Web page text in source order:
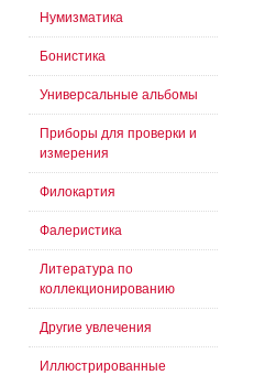
Нумизматика
Бонистика
Универсальные альбомы
Приборы для проверки и
измерения
Филокартия
Фалеристика
Литература по
коллекционированию
Другие увлечения
Иллюстрированные